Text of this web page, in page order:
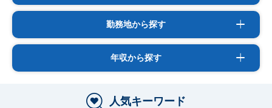
勤務地から探す
年収から探す
人気キーワード